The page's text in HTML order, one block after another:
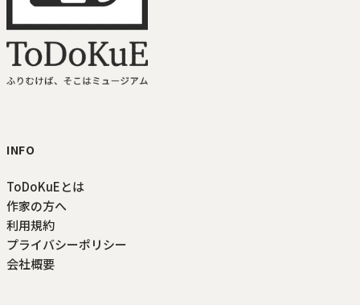
INFO
ToDoKuEとは
作家の方へ
利用規約
プライバシーポリシー
会社概要